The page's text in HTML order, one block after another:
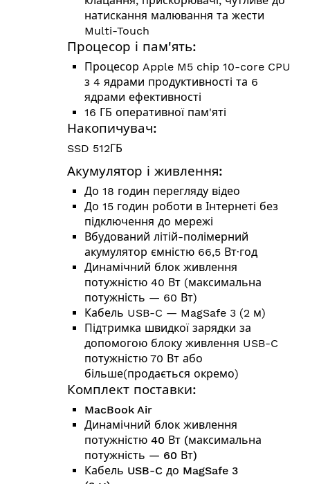
натискання малювання та жести
Multi-Touch
Процесор і пам'ять:
Процесор Apple M5 chip 10-core CPU
з 4 ядрами продуктивності та 6
ядрами ефективності
16 ГБ оперативної пам'яті
Накопичувач:
SSD 512ГБ
Акумулятор і живлення:
До 18 годин перегляду відео
До 15 годин роботи в Інтернеті без
підключення до мережі
Вбудований літій-полімерний
акумулятор ємністю 66,5 Вт·год
Динамічний блок живлення
потужністю 40 Вт (максимальна
потужність — 60 Вт)
Кабель USB-C — MagSafe 3 (2 м)
Підтримка швидкої зарядки за
допомогою блоку живлення USB-C
потужністю 70 Вт або
більше(продається окремо)
Комплект поставки:
MacBook Air
Динамічний блок живлення
потужністю 40 Вт (максимальна
потужність — 60 Вт)
Кабель USB-C до MagSafe 3